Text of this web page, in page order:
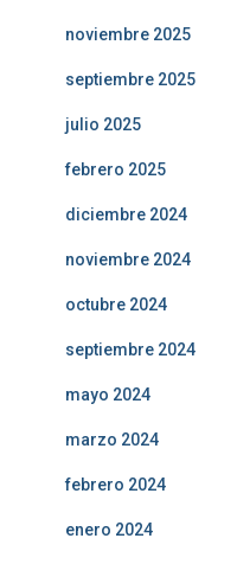
noviembre 2025
septiembre 2025
julio 2025
febrero 2025
diciembre 2024
noviembre 2024
octubre 2024
septiembre 2024
mayo 2024
marzo 2024
febrero 2024
enero 2024